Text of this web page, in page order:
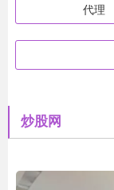
代理
炒股网